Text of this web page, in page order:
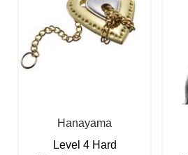
Hanayama
Level 4 Hard